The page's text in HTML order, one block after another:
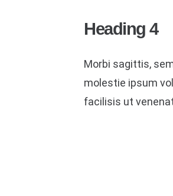
Heading 4
Morbi sagittis,
molestie ipsum
facilisis ut